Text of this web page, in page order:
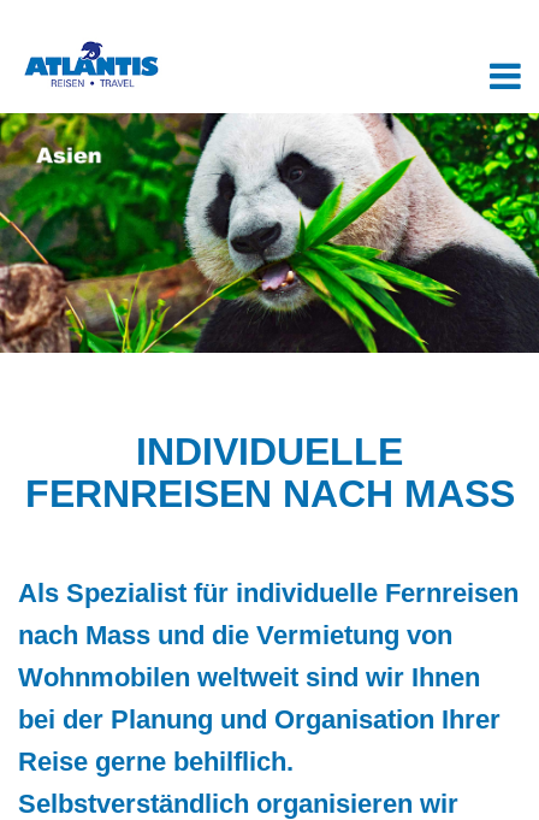
INDIVIDUELLE
FERNREISEN NACH MASS
Als Spezialist für individuelle Fernreisen
nach Mass und die Vermietung von
Wohnmobilen weltweit sind wir Ihnen
bei der Planung und Organisation Ihrer
Reise gerne behilflich.
Selbstverständlich organisieren wir